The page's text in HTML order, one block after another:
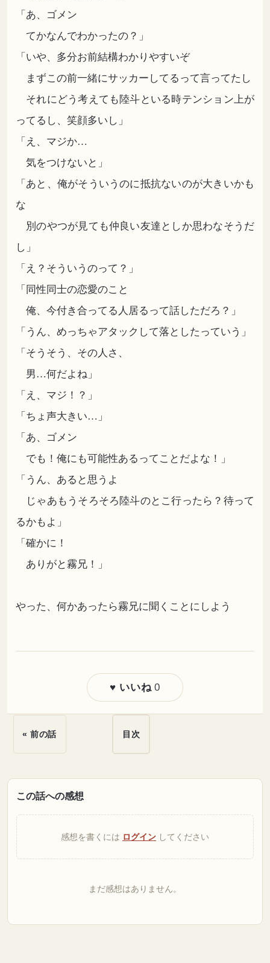
「あ、ゴメン
てかなんでわかったの？」
「いや、多分お前結構わかりやすいぞ
まずこの前一緒にサッカーしてるって言ってたし
それにどう考えても陸斗といる時テンション上が
ってるし、笑顔多いし」
「え、マジか…
気をつけないと」
「あと、俺がそういうのに抵抗ないのが大きいかも
な
別のやつが見ても仲良い友達としか思わなそうだ
し」
「え？そういうのって？」
「同性同士の恋愛のこと
俺、今付き合ってる人居るって話しただろ？」
「うん、めっちゃアタックして落としたっていう」
「そうそう、その人さ、
男…何だよね」
「え、マジ！？」
「ちょ声大きい…」
「あ、ゴメン
でも！俺にも可能性あるってことだよな！」
「うん、あると思うよ
じゃあもうそろそろ陸斗のとこ行ったら？待って
るかもよ」
「確かに！
ありがと霧兄！」
やった、何かあったら霧兄に聞くことにしよう
♥ いいね 0
« 前の話 目次
この話への感想
感想を書くには ログイン してください
まだ感想はありません。